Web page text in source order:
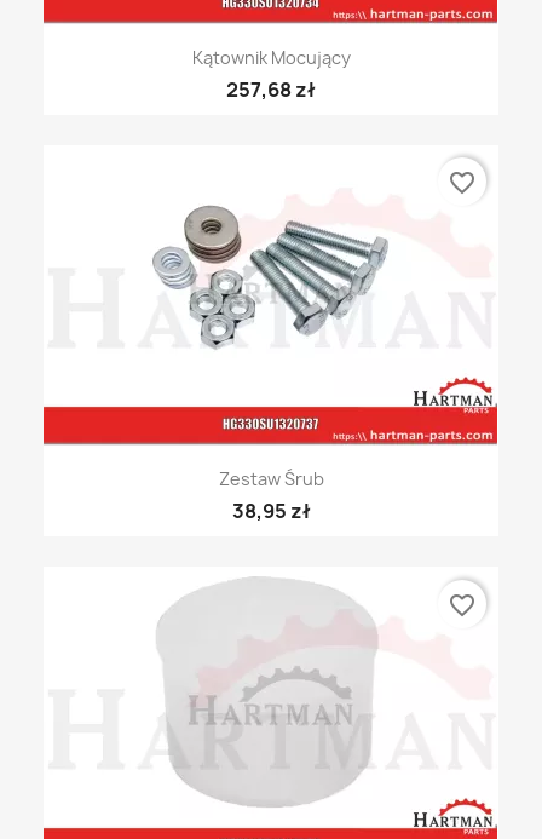
Kątownik Mocujący
257,68 zł
Zestaw Śrub
38,95 zł
favorite_border
favorite_border